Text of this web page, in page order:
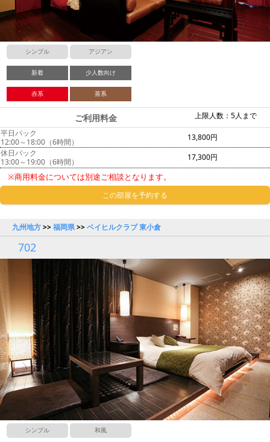
シンプル アジアン
新着 少人数向け
赤系 茶系
上限人数：5人まで
ご利用料金
平日パック
12:00～18:00（6時間）
13,800円
休日パック
13:00～19:00（6時間）
17,300円
※商用料金については別途ご相談となります。
この部屋を予約する
九州地方>>福岡県>>ベイヒルクラブ 東小倉
702
シンプル 和風